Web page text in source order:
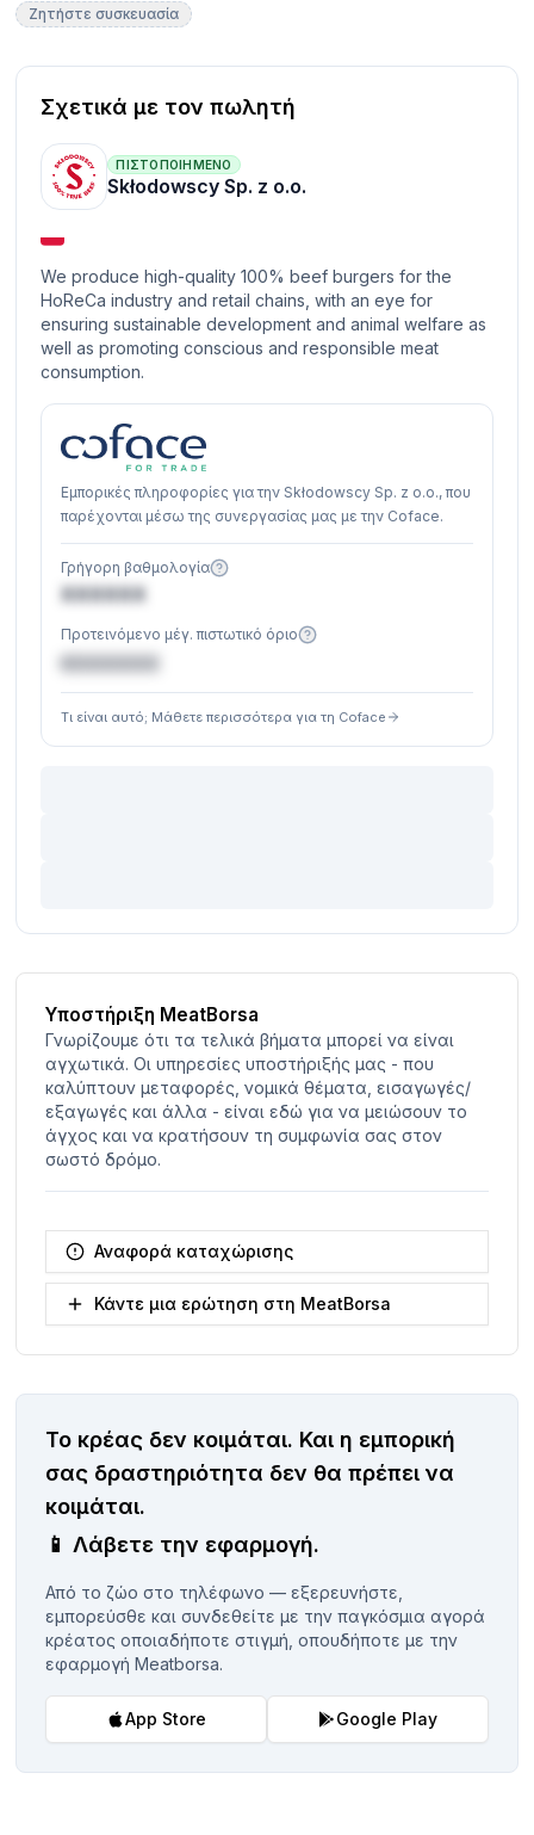
Ζητήστε συσκευασία
Σχετικά με τον πωλητή
ΠΙΣΤΟΠΟΙΗΜΈΝΟ
Skłodowscy Sp. z o.o.
We produce high-quality 100% beef burgers for the
HoReCa industry and retail chains, with an eye for
ensuring sustainable development and animal welfare as
well as promoting conscious and responsible meat
consumption.
Εμπορικές πληροφορίες για την Skłodowscy Sp. z o.o., που
παρέχονται μέσω της συνεργασίας μας με την Coface.
Γρήγορη βαθμολογία
XXXXXX
Προτεινόμενο μέγ. πιστωτικό όριο
€XXXXXX
Τι είναι αυτό; Μάθετε περισσότερα για τη Coface
Υποστήριξη MeatBorsa
Γνωρίζουμε ότι τα τελικά βήματα μπορεί να είναι
αγχωτικά. Οι υπηρεσίες υποστήριξής μας - που
καλύπτουν μεταφορές, νομικά θέματα, εισαγωγές/
εξαγωγές και άλλα - είναι εδώ για να μειώσουν το
άγχος και να κρατήσουν τη συμφωνία σας στον
σωστό δρόμο.
Αναφορά καταχώρισης
Κάντε μια ερώτηση στη MeatBorsa
Το κρέας δεν κοιμάται. Και η εμπορική
σας δραστηριότητα δεν θα πρέπει να
κοιμάται.
📱 Λάβετε την εφαρμογή.
Από το ζώο στο τηλέφωνο — εξερευνήστε,
εμπορεύσθε και συνδεθείτε με την παγκόσμια αγορά
κρέατος οποιαδήποτε στιγμή, οπουδήποτε με την
εφαρμογή Meatborsa.
App Store Google Play